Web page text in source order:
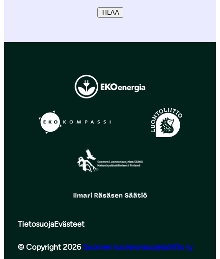
TILAA
TietosuojaEvästeet
© Copyright 2026 Suomen luonnonsuojeluliitto ry